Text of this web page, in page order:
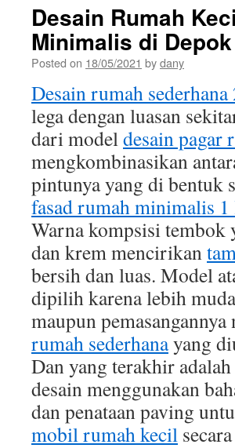
Desain Rumah
Minimalis di Depok
Posted on 18/05/2021 bydany
Desain rumah
lega dengan luasan
dari modeldesain pagar
mengkombinasikan
pintunya yang di bentuk
fasad rumah minimalis
Warna kompsisi tembok
dan krem mencirikan
bersih dan luas. Model
dipilih karena lebih
maupun
rumah sederhanayang
Dan yang terakhir
desain menggunakan
dan penataan paving
mobil rumah kecil